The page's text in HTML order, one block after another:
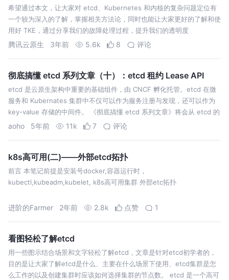
希望通过本文，让大家对 etcd、Kubernetes 和内核的复杂问题定位有
一个较为深入的了解，掌握相关方法论，同时也能让大家更好的了解和使
用好 TKE，通过分享我们的故障处理过程，提升我们的透明度
腾讯云原生 3年前 5.6k 8 评论
彻底搞懂 etcd 系列文章（十）：etcd 租约 Lease API
etcd 是云原生架构中重要的基础组件，由 CNCF 孵化托管。etcd 在微
服务和 Kubernates 集群中不仅可以作为服务注册与发现，还可以作为
key-value 存储的中间件。 《彻底搞懂 etcd 系列文章》将会从 etcd 的
基本功能实践、API 接口、实现原理…
aoho 5年前 11k 7 评论
k8s高可用(二)——外部etcd拓扑
前言 本笔记前提是安装号docker,容器运行时，
kubectl,kubeadm,kubelet, k8s高可用集群 外部etc拓扑
进阶的Farmer 2年前 2.8k 点赞 1
看图轻松了解etcd
用一些图示结合场景和文字轻松了解etcd，文章是针对etcd初学者的，
目的是让大家了解etcd是什么、主要在什么场景下使用、etcd集群是怎
么工作的以及创建集群时应该如何选择集群的节点数。 etcd 是一个高可